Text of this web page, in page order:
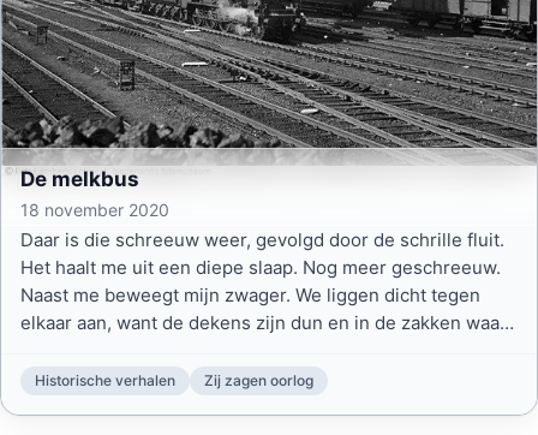
De melkbus
18 november 2020
Daar is die schreeuw weer, gevolgd door de schrille fluit.
Het haalt me uit een diepe slaap. Nog meer geschreeuw.
Naast me beweegt mijn zwager. We liggen dicht tegen
elkaar aan, want de dekens zijn dun en in de zakken waar
Historische verhalen Zij zagen oorlog